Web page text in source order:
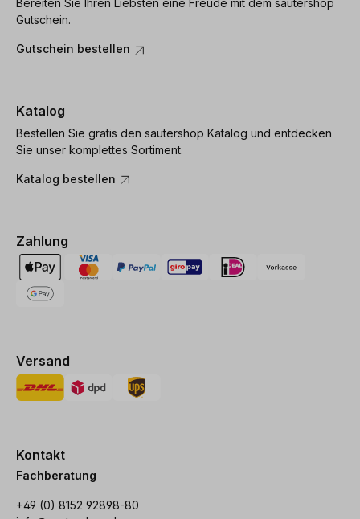
Bereiten Sie Ihren Liebsten eine Freude mit dem sautershop
Gutschein.
Gutschein bestellen
Katalog
Bestellen Sie gratis den sautershop Katalog und entdecken
Sie unser komplettes Sortiment.
Katalog bestellen
Zahlung
Versand
Kontakt
Fachberatung
+49 (0) 8152 92898-80